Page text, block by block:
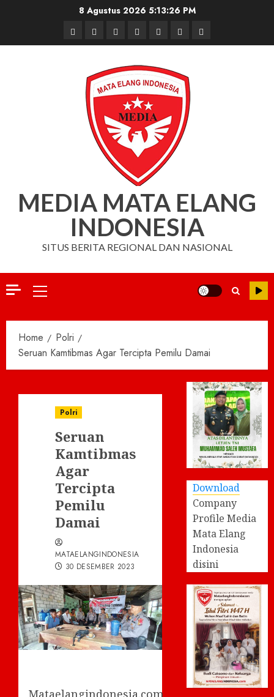
8 Agustus 2026 5:13:26 PM
BerandaNasionalDaerahHukum
dan
Kriminal
Pendidikan
Box
Redaksi
Iklan
MEDIA MATA ELANG
INDONESIA
SITUS BERITA REGIONAL DAN NASIONAL
Primary
Home
Polri
Seruan Kamtibmas Agar Tercipta Pemilu Damai
Polri
Seruan
Kamtibmas
Agar
Tercipta
Pemilu
Damai
MATAELANGINDONESIA
30 DESEMBER 2023
Mataelangindonesia.com
Download
Company
Profile Media
Mata Elang
Indonesia
disini